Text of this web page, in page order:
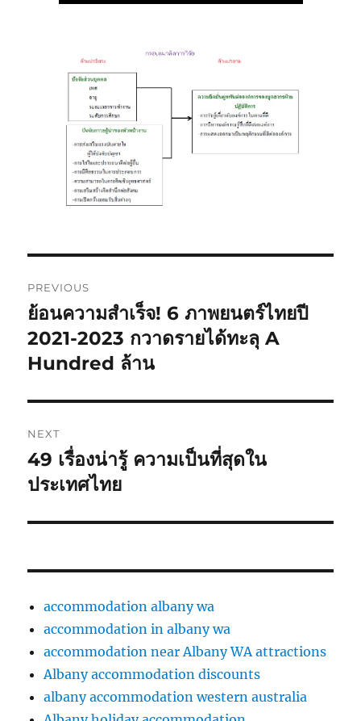
navigation
PREVIOUS
Previous
post:
ย้อนความสำเร็จ! 6 ภาพยนตร์ไทยปี
2021-2023 กวาดรายได้ทะลุ A
Hundred ล้าน
NEXT
Next
post:
49 เรื่องน่ารู้ ความเป็นที่สุดใน
ประเทศไทย
accommodation albany wa
accommodation in albany wa
accommodation near Albany WA attractions
Albany accommodation discounts
albany accommodation western australia